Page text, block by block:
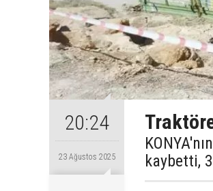
20:24
23 Ağustos 2025
kaybetti,